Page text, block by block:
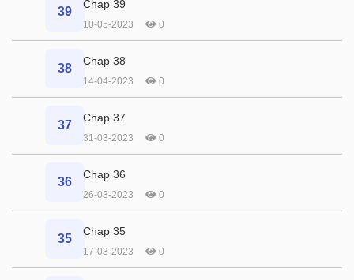
39
Chap 39
10-05-2023 0
38
Chap 38
14-04-2023 0
37
Chap 37
31-03-2023 0
36
Chap 36
26-03-2023 0
35
Chap 35
17-03-2023 0